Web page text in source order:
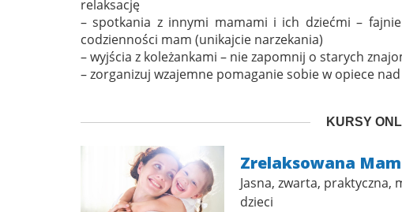
relaksację
– spotkania z innymi mamami i ich dziećmi –
codzienności mam (unikajcie narzekania)
– wyjścia z koleżankami – nie zapomnij o starych
– zorganizuj wzajemne pomaganie sobie w opiece
KURSY
Zrelaksowana
Jasna, zwarta,
dzieci